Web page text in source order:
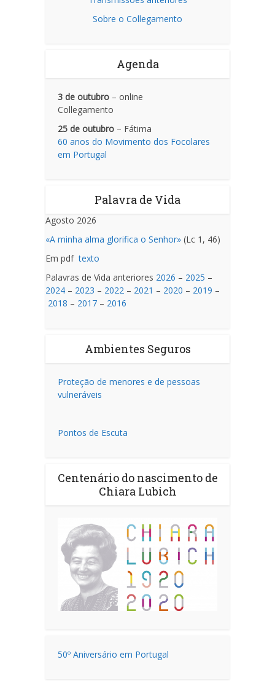
Sobre o Collegamento
Agenda
3 de outubro – online
Collegamento
25 de outubro – Fátima
60 anos do Movimento dos Focolares
em Portugal
Palavra de Vida
Agosto 2026
«A minha alma glorifica o Senhor» (Lc 1, 46)
Em pdftexto
Palavras de Vida anteriores 2026 – 2025 –
2024 – 2023 – 2022 – 2021 – 2020 – 2019 –
2018 – 2017 – 2016
Ambientes Seguros
Proteção de menores e de pessoas
vulneráveis
Pontos de Escuta
Centenário do nascimento de
Chiara Lubich
50º Aniversário em Portugal